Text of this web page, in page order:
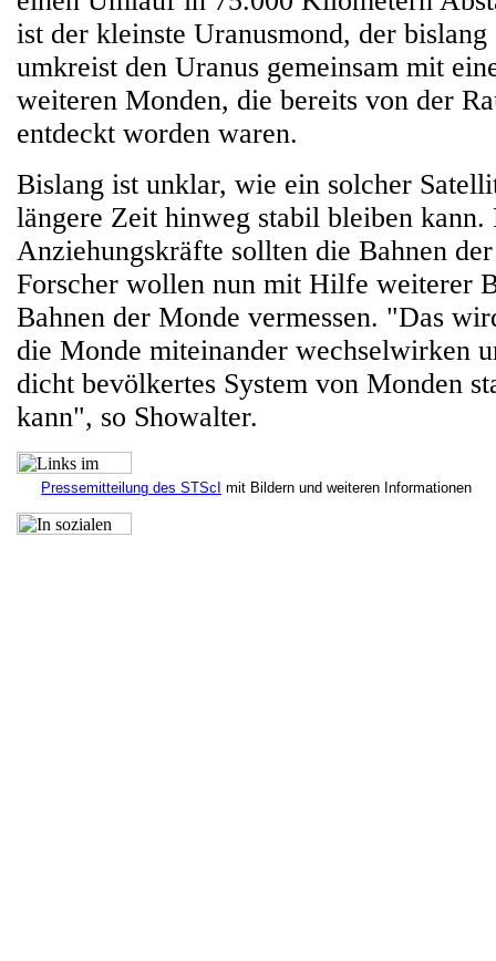
ist der kleinste Uranusmond, der
umkreist den Uranus gemeinsam mit
weiteren Monden, die bereits von der
entdeckt worden waren.
Bislang ist unklar, wie ein solcher
längere Zeit hinweg stabil bleiben kann.
Anziehungskräfte sollten die Bahnen
Forscher wollen nun mit Hilfe weiterer
Bahnen der Monde vermessen. "Das
die Monde miteinander wechselwirken
dicht bevölkertes System von Monden
kann", so Showalter.
Pressemitteilung des STScI mit Bildern und weiteren Informationen